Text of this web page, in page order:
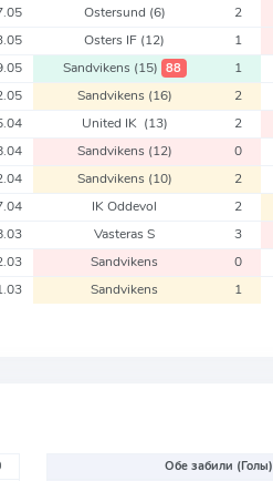
Ostersund (6) 2
Osters IF (12) 1
Sandvikens (15) 88 1
Sandvikens (16) 2
United IK (13) 2
Sandvikens (12) 0
Sandvikens (10) 2
IK Oddevol 2
Vasteras S 3
Sandvikens 0
Sandvikens 1
Обе забили (Голы)